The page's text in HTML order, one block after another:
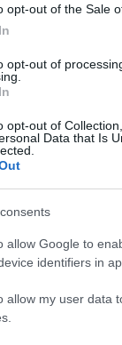
opt-out of the Sale
opt-out of
opt-out of
Data that Is
allow Google to
identifiers in
allow my user data
και του
έργο.
Κίνα
το
Κόλπο.